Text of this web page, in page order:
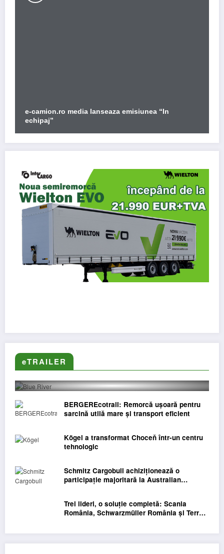
e-camion.ro media lanseaza emisiunea “In
echipaj”
eTRAILER
Blue River susține Caravana
Sustenabilității HaiHui Verzui by
EFdeN
BERGEREcotrail: Remorcă ușoară pentru
sarcină utilă mare și transport eficient
Kögel a transformat Choceň într-un centru
tehnologic
Schmitz Cargobull achiziționează o
participație majoritară la Australian
Trei lideri, o soluție completă: Scania
România, Schwarzmüller România și Terra